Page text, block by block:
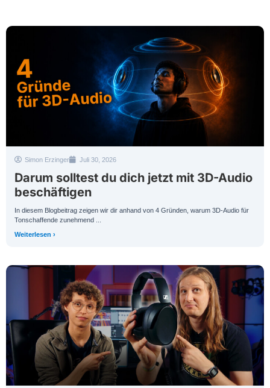
Simon Erzinger Juli 30, 2026
Darum solltest du dich jetzt mit 3D-Audio
beschäftigen
In diesem Blogbeitrag zeigen wir dir anhand von 4 Gründen, warum 3D-Audio für
Tonschaffende zunehmend ...
Weiterlesen ›